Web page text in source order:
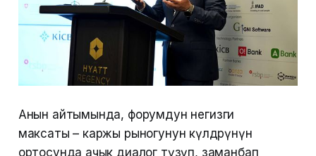
Анын айтымында, форумдун негизги
максаты – каржы рыногунун өкүлдөрүнүн
ортосунда ачык диалог түзүп, заманбап